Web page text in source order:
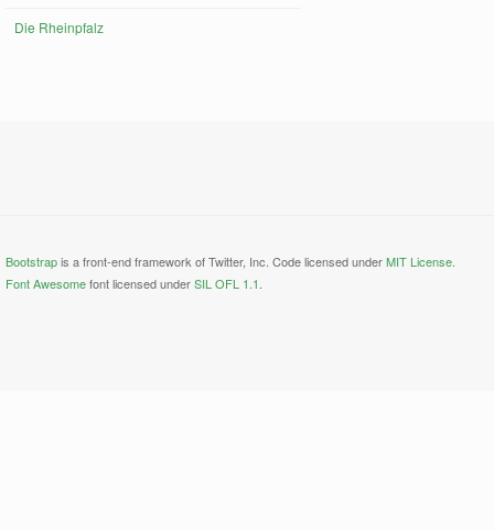
Die Rheinpfalz
Bootstrapis a front-end framework of Twitter, Inc. Code licensed underMIT License.
Font Awesomefont licensed underSIL OFL 1.1